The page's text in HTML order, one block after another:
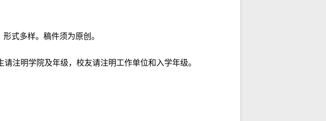
式多样。稿件须为原创。
注明学院及年级，校友请注明工作单位和入学年级。